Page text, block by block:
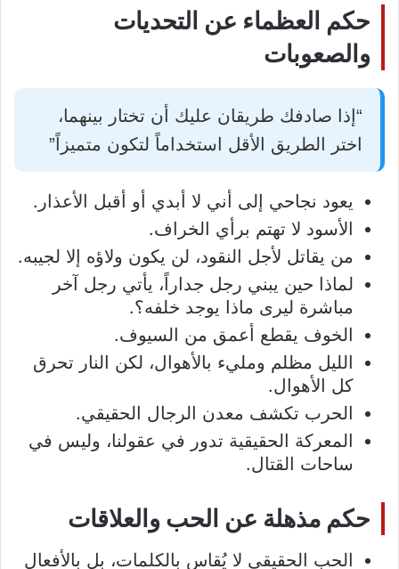
حكم العظماء عن التحديات
والصعوبات
“إذا صادفك طريقان عليك أن تختار بينهما،
اختر الطريق الأقل استخداماً لتكون متميزاً”
يعود نجاحي إلى أني لا أبدي أو أقبل الأعذار.
الأسود لا تهتم برأي الخراف.
من يقاتل لأجل النقود، لن يكون ولاؤه إلا لجيبه.
لماذا حين يبني رجل جداراً، يأتي رجل آخر
مباشرة ليرى ماذا يوجد خلفه؟.
الخوف يقطع أعمق من السيوف.
الليل مظلم ومليء بالأهوال، لكن النار تحرق
كل الأهوال.
الحرب تكشف معدن الرجال الحقيقي.
المعركة الحقيقية تدور في عقولنا، وليس في
ساحات القتال.
حكم مذهلة عن الحب والعلاقات
الحب الحقيقي لا يُقاس بالكلمات، بل بالأفعال